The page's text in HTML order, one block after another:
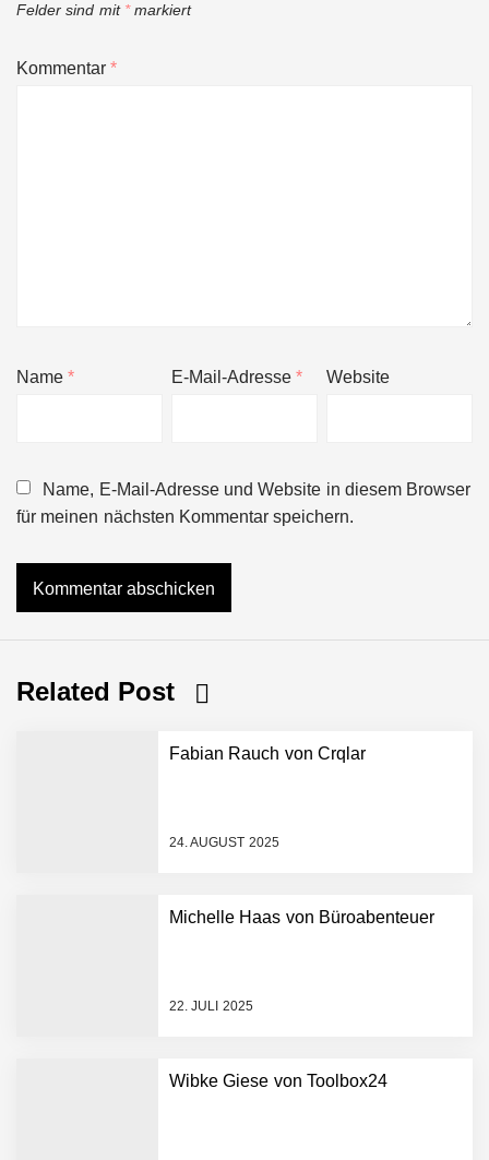
Felder sind mit *markiert
Kommentar*
Name* E-Mail-Adresse* Website
Name, E-Mail-Adresse und Website in diesem Browser
für meinen nächsten Kommentar speichern.
Related Post
Fabian Rauch von Crqlar
24. AUGUST 2025
Michelle Haas von Büroabenteuer
22. JULI 2025
Wibke Giese von Toolbox24
Portrait
Tabuthema Schwitzen?